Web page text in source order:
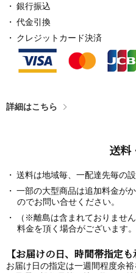
銀行振込
代金引換
クレジットカード決済
詳細はこちら
送料
送料は地域毎、一配達先毎の
一部の大型商品は追加料金が
のでお問い合せください。
（※離島は含まれておりませ
料金を頂く場合がございます
【お届けの日、時間帯指定も
お届け日の指定は一週間程度余裕